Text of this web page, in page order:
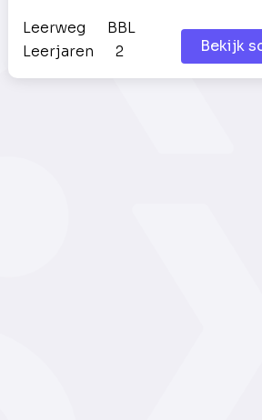
Leerweg
BBL
Leerjaren
2 Bekijk